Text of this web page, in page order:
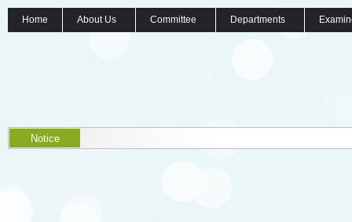
Home About Us Committee Departments
Notice